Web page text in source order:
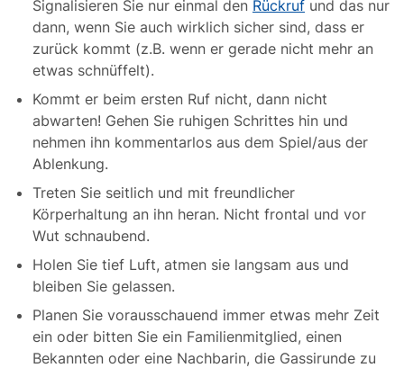
Signalisieren Sie nur einmal den Rückruf und das nur
dann, wenn Sie auch wirklich sicher sind, dass er
zurück kommt (z.B. wenn er gerade nicht mehr an
etwas schnüffelt).
Kommt er beim ersten Ruf nicht, dann nicht
abwarten! Gehen Sie ruhigen Schrittes hin und
nehmen ihn kommentarlos aus dem Spiel/aus der
Ablenkung.
Treten Sie seitlich und mit freundlicher
Körperhaltung an ihn heran. Nicht frontal und vor
Wut schnaubend.
Holen Sie tief Luft, atmen sie langsam aus und
bleiben Sie gelassen.
Planen Sie vorausschauend immer etwas mehr Zeit
ein oder bitten Sie ein Familienmitglied, einen
Bekannten oder eine Nachbarin, die Gassirunde zu